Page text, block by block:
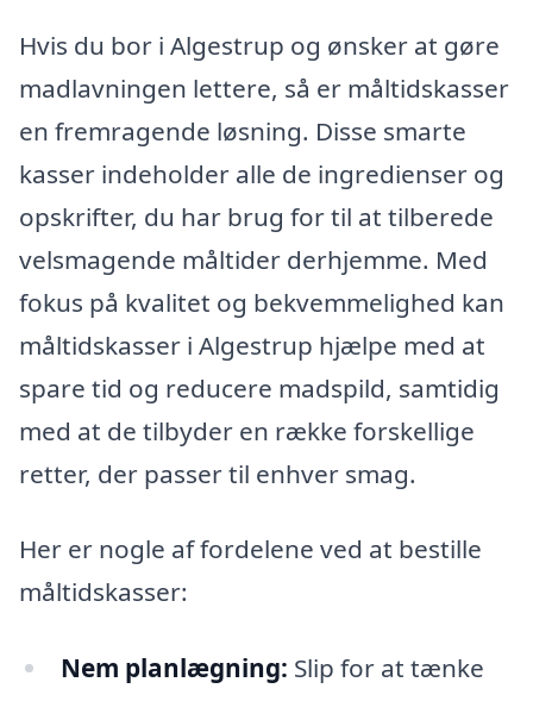
Hvis du bor i Algestrup og ønsker at gøre
madlavningen lettere, så er måltidskasser
en fremragende løsning. Disse smarte
kasser indeholder alle de ingredienser og
opskrifter, du har brug for til at tilberede
velsmagende måltider derhjemme. Med
fokus på kvalitet og bekvemmelighed kan
måltidskasser i Algestrup hjælpe med at
spare tid og reducere madspild, samtidig
med at de tilbyder en række forskellige
retter, der passer til enhver smag.
Her er nogle af fordelene ved at bestille
måltidskasser:
Nem planlægning: Slip for at tænke